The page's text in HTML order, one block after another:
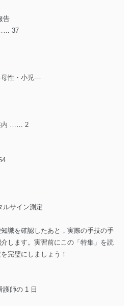
告
37
母性・小児―
内 …… 2
ルサイン測定
識を確認したあと，実際の手技の手
します。実習前にこの「特集」を読
完璧にしましょう！
護師の 1 日